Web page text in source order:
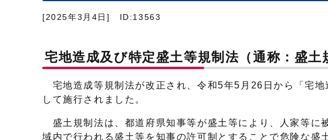
[2025年3月4日] ID:13563
宅地造成及び特定盛土等規制法（通称：盛土
宅地造成等規制法が改正され、令和5年5月26日から「宅
して施行されました。
盛土規制法は、都道府県知事等が盛土等により、人家等に
域内で行われる盛土等を知事の許可制とすることで危険な